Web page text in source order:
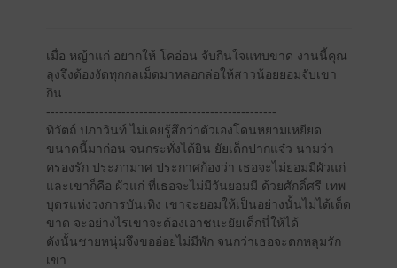
เมื่อ หญ้าแก่ อยากให้ โคอ่อน จับกินใจแทบขาด งานนี้คุณ
ลุงจึงต้องงัดทุกกลเม็ดมาหลอกล่อให้สาวน้อยยอมจับเขา
กิน
----------------------------------------------------
ทิวัตถ์ ปภาวินท์ ไม่เคยรู้สึกว่าตัวเองโดนหยามเหยียด
ขนาดนี้มาก่อน จนกระทั่งได้ยิน ยัยเด็กปากแจ๋ว นามว่า
ครองรัก ประภามาศ ประกาศก้องว่า เธอจะไม่ยอมมีผัวแก่
และเขาก็คือ ผัวแก่ ที่เธอจะไม่มีวันยอมมี ด้วยศักดิ์ศรี เทพ
บุตรแห่งวงการบันเทิง เขาจะยอมให้เป็นอย่างนั้นไม่ได้เด็ด
ขาด จะอย่างไรเขาจะต้องเอาชนะยัยเด็กนี่ให้ได้
ดังนั้นชายหนุ่มจึงขออ่อยไม่มีพัก จนกว่าเธอจะตกหลุมรัก
เขา